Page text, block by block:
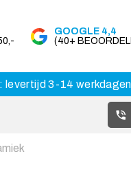
GOOGLE 4,4
(40+
levertijd 3-14